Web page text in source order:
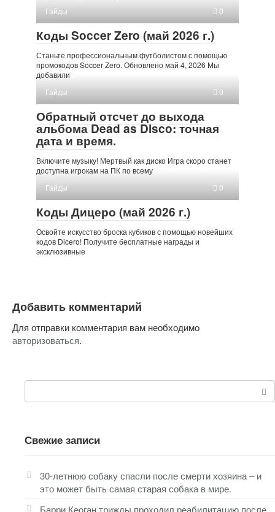
Гайды
0
Коды Soccer Zero (май 2026 г.)
Станьте профессиональным футболистом с помощью
промокодов Soccer Zero. Обновлено май 4, 2026 Мы
добавили
Гайды
0
Обратный отсчет до выхода
альбома Dead as Disco: точная
дата и время.
Включите музыку! Мертвый как диско Игра скоро станет
доступна игрокам на ПК по всему
Гайды
0
Коды Дицеро (май 2026 г.)
Освойте искусство броска кубиков с помощью новейших
кодов Dicero! Получите бесплатные награды и
эксклюзивные
Добавить комментарий
Для отправки комментария вам необходимо
авторизоваться.
Поиск:
Свежие записи
30-летнюю собаку спасли после смерти хозяина – и
это может быть самая старая собака в мире.
Барри Кеоган трижды проходил реабилитацию после